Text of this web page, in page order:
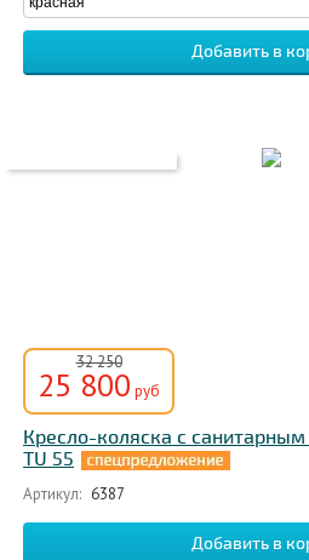
32 250
25 800 руб
Кресло-коляска с
TU 55
Артикул: 6387